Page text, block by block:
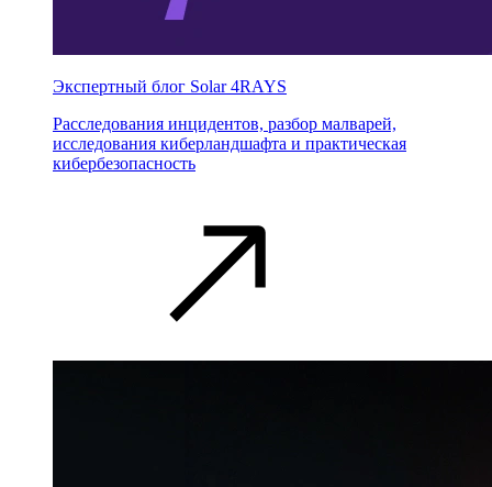
Экспертный блог Solar 4RAYS
Расследования инцидентов, разбор малварей,
исследования киберландшафта и практическая
кибербезопасность